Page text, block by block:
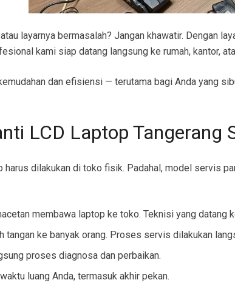
layarnya bermasalah? Jangan khawatir. Dengan
kami siap datang langsung ke rumah, kantor,
dan efisiensi — terutama bagi Anda yang
LCD Laptop Tangerang
dilakukan di toko fisik. Padahal, model servis
membawa laptop ke toko. Teknisi yang datang
tangan ke banyak orang. Proses servis dilakukan
proses diagnosa dan perbaikan.
luang Anda, termasuk akhir pekan.